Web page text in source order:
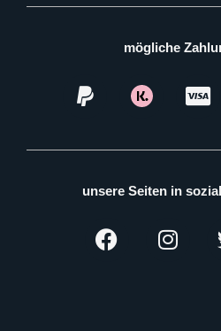
mögliche
unsere Seiten in